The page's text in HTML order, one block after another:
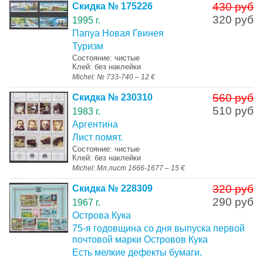
430 руб
320 руб
Скидка № 175226
1995 г.
Папуа Новая Гвинея
Туризм
Состояние: чистые
Клей: без наклейки
Michel: № 733-740 – 12 €
560 руб
510 руб
Скидка № 230310
1983 г.
Аргентина
Лист помят.
Состояние: чистые
Клей: без наклейки
Michel: Мл.лист 1666-1677 – 15 €
320 руб
290 руб
Скидка № 228309
1967 г.
Острова Кука
75-я годовщина со дня выпуска первой
почтовой марки Островов Кука
Есть мелкие дефекты бумаги.